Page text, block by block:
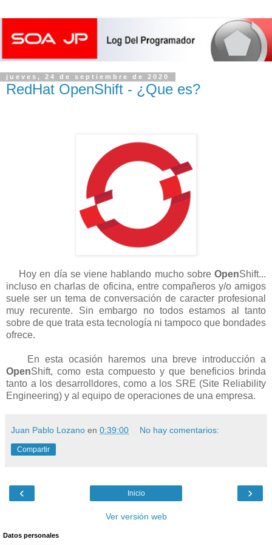
jueves, 24 de septiembre de 2020
RedHat OpenShift - ¿Que es?
Hoy en día se viene hablando mucho sobre OpenShift...
incluso en charlas de oficina, entre compañeros y/o amigos
suele ser un tema de conversación de caracter profesional
muy recurente. Sin embargo no todos estamos al tanto
sobre de que trata esta tecnología ni tampoco que bondades
ofrece.
En esta ocasión haremos una breve introducción a
OpenShift, como esta compuesto y que beneficios brinda
tanto a los desarrolldores, como a los SRE (Site Reliability
Engineering) y al equipo de operaciones de una empresa.
Juan Pablo Lozano en 0:39:00 No hay comentarios:
Compartir
‹ ›
Inicio
Ver versión web
Datos personales